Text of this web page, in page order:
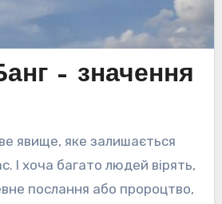
– значення
явище, яке залишається
І хоча багато людей вірять,
послання або пророцтво,